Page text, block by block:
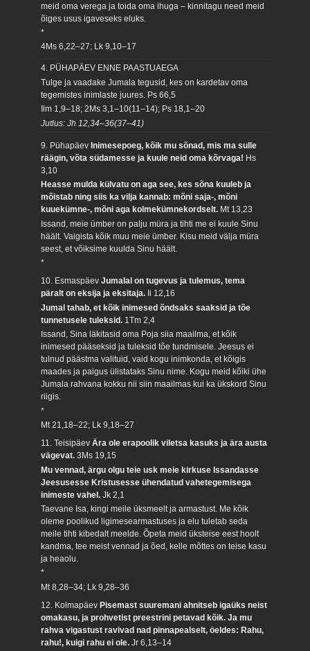
meid oma verega ja toida oma ihuga – kinnitagu need meid
õiges usus igaveseks eluks.
*
4Ms 6,22–27; Lk 9,10–17
4. PÜHAPÄEV ENNE PAASTUAEGA
Tulge ja vaadake Jumala tegusid, kes on kardetav oma
tegemistes inimlaste juures. Ps 66,5
Ilm 1,9–18; 2Ms 3,1–10(11–14); Ps 18,1–20
Jutlus: Jh 12,34–36(37–41)
9. PühapäevInimesepoeg, kõik mu sõnad, mis ma sulle
räägin, võta südamesse ja kuule neid oma kõrvaga! Hs
3,10
Heasse mulda külvatu on aga see, kes sõna kuuleb ja
mõistab ning siis ka vilja kannab: mõni saja-, mõni
kuuekümne-, mõni aga kolmekümnekordselt. Mt 13,23
Issand, meie ümber on palju müra ja tihti me ei kuule Sinu
häält. Vaigista kõik muu meie ümber. Kisu meid välja müra
seest, et võiksime kuulda Sinu häält.
*
10. EsmaspäevJumalal on tugevus ja tulemus, tema
päralt on eksija ja eksitaja. Ii 12,16
Jumal tahab, et kõik inimesed õndsaks saaksid ja tõe
tunnetusele tuleksid. 1Tm 2,4
Issand, Sina läkitasid oma Poja siia maailma, et kõik
inimesed pääseksid ja tuleksid tõe tundmisele. Jeesus ei
tulnud päästma valituid, vaid kogu inimkonda, et kõigis
maades ja paigus ülistataks Sinu nime. Kogu meid kõiki ühe
Jumala rahvana kokku nii siin maailmas kui ka ükskord Sinu
riigis.
*
Mt 21,18–22; Lk 9,18–27
11. TeisipäevÄra ole erapoolik viletsa kasuks ja ära austa
vägevat.3Ms 19,15
Mu vennad, ärgu olgu teie usk meie kirkuse Issandasse
Jeesusesse Kristusesse ühendatud vahetegemisega
inimeste vahel.Jk 2,1
Taevane Isa, kingi meile üksmeelt ja armastust. Me kõik
oleme poolikud ligimesearmastuses ja elu tuletab seda
meile tihti kibedalt meelde. Õpeta meid üksteise eest hoolt
kandma, tee meist vennad ja õed, kelle mõttes on teise kasu
ja heaolu.
*
Mt 8,28–34; Lk 9,28–36
12. Kolmapäev Pisemast suuremani ahnitseb igaüks neist
omakasu, ja prohvetist preestrini petavad kõik. Ja mu
rahva vigastust ravivad nad pinnapealselt, öeldes: Rahu,
rahu!, kuigi rahu ei ole.Jr 6,13–14